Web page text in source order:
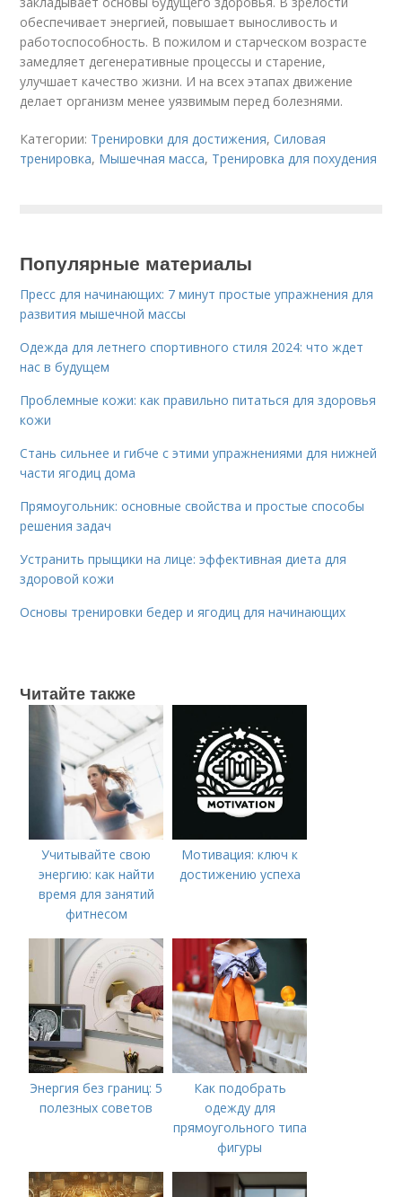
обеспечивает энергией, повышает выносливость и
работоспособность. В пожилом и старческом возрасте
замедляет дегенеративные процессы и старение,
улучшает качество жизни. И на всех этапах движение
делает организм менее уязвимым перед болезнями.
Категории: Тренировки для достижения,Силовая
тренировка, Мышечная масса, Тренировка для похудения
Популярные материалы
Пресс для начинающих: 7 минут простые упражнения для
развития мышечной массы
Одежда для летнего спортивного стиля 2024: что ждет
нас в будущем
Проблемные кожи: как правильно питаться для здоровья
кожи
Стань сильнее и гибче с этими упражнениями для нижней
части ягодиц дома
Прямоугольник: основные свойства и простые способы
решения задач
Устранить прыщики на лице: эффективная диета для
здоровой кожи
Основы тренировки бедер и ягодиц для начинающих
Читайте также
Учитывайте свою
энергию: как найти
время для занятий
фитнесом
Мотивация: ключ к
достижению успеха
Энергия без границ: 5
полезных советов
Как подобрать
одежду для
прямоугольного типа
фигуры